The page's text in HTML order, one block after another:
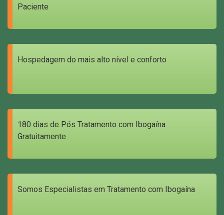
Paciente
Hospedagem do mais alto nível e conforto
180 dias de Pós Tratamento com Ibogaína
Gratuitamente
Somos Especialistas em Tratamento com Ibogaína